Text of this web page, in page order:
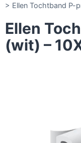
> Ellen Tochtband P-
Ellen
(wit) –